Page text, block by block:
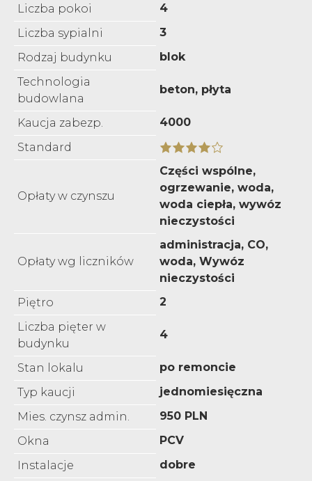
Liczba pokoi
4
Liczba sypialni
3
Rodzaj budynku
blok
Technologia
budowlana
beton, płyta
Kaucja zabezp.
4000
Standard
Opłaty w czynszu
Części wspólne,
ogrzewanie, woda,
woda ciepła, wywóz
nieczystości
Opłaty wg liczników
administracja, CO,
woda, Wywóz
nieczystości
Piętro
2
Liczba pięter w
budynku
4
Stan lokalu
po remoncie
Typ kaucji
jednomiesięczna
Mies. czynsz admin.
950 PLN
Okna
PCV
Instalacje
dobre